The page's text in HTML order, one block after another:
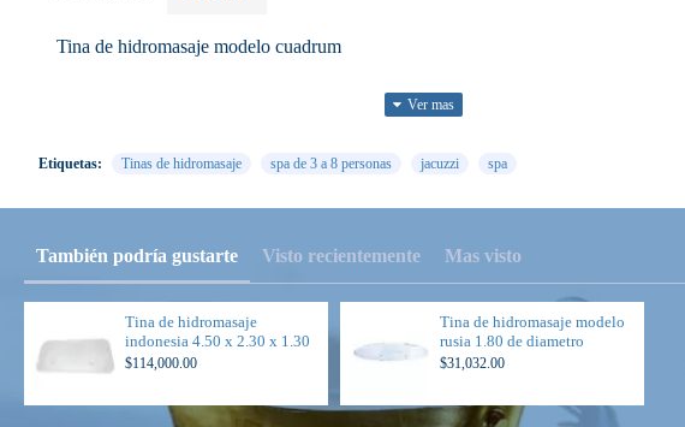
Tina de hidromasaje modelo cuadrum
Con acrílico termoformado de 4 mm. Anti bacterias
Reforzado:
Con 4 capas de fibra de vidrio y doble refuerzo en cejas y piso.
una capa de espuma de poliuretano.
Conexiones:
Manguera PVC de alta presión antibacterial.
Etiquetas: Tinas de hidromasaje spa de 3 a 8 personas jacuzzi spa
También podría gustarte Visto recientemente Mas visto
Tina de hidromasaje
indonesia 4.50 x 2.30 x 1.30
$114,000.00
Tina de hidromasaje modelo
rusia 1.80 de diametro
$31,032.00